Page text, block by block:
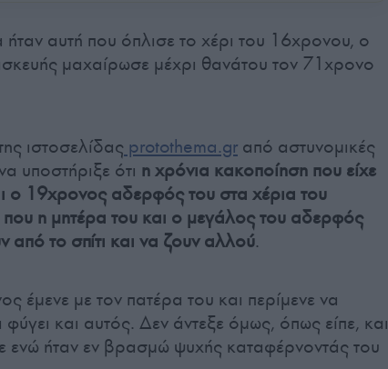
αυτή που όπλισε το χέρι του 16χρονου, ο
μαχαίρωσε μέχρι θανάτου τον 71χρονο
ιστοσελίδας protothema.gr από αστυνομικές
υποστήριξε ότι η χρόνια κακοποίηση που είχε
ο 19χρονος αδερφός του στα χέρια του
η μητέρα του και ο μεγάλος του αδερφός
από το σπίτι και να ζουν αλλού.
έμενε με τον πατέρα του και περίμενε να
φύγει και αυτός. Δεν άντεξε όμως, όπως είπε, και
ενώ ήταν εν βρασμώ ψυχής καταφέρνοντάς του